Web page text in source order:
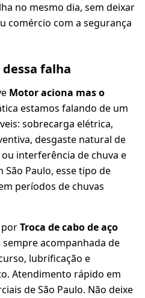
no mesmo dia, sem deixar
comércio com a segurança
falha
Motor aciona mas o
estamos falando de um
sobrecarga elétrica,
desgaste natural de
interferência de chuva e
Paulo, esse tipo de
períodos de chuvas
porTroca de cabo de aço
sempre acompanhada de
lubrificação e
Atendimento rápido em
de São Paulo. Não deixe